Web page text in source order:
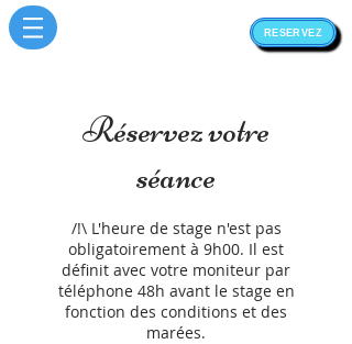
RESERVEZ
Réservez votre
séance
/!\ L'heure de stage n'est pas
obligatoirement à 9h00. Il est
définit avec votre moniteur par
téléphone 48h avant le stage en
fonction des conditions et des
marées.